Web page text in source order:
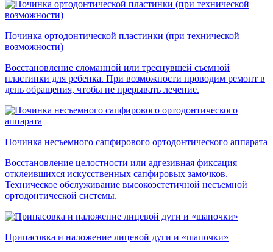
Починка ортодонтической пластинки (при технической
возможности)
Восстановление сломанной или треснувшей съемной
пластинки для ребенка. При возможности проводим ремонт в
день обращения, чтобы не прерывать лечение.
Починка несъемного сапфирового ортодонтического аппарата
Восстановление целостности или адгезивная фиксация
отклеившихся искусственных сапфировых замочков.
Техническое обслуживание высокоэстетичной несъемной
ортодонтической системы.
Припасовка и наложение лицевой дуги и «шапочки»